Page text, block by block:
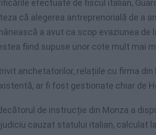
efectuate de fiscul italian,
că alegerea antreprenorială de a
a avut ca scop evaziunea de
fiind supuse unor cote mult mai
anchetatorilor, relațiile cu firma
ar fi fost gestionate chiar de
de instrucție din Monza a
cauzat statului italian, calculat